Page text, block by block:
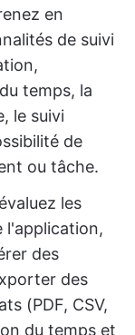
en
de suivi
temps, la
le suivi
de
ou tâche.
évaluez les
l'application,
des
des
(PDF, CSV,
du temps et